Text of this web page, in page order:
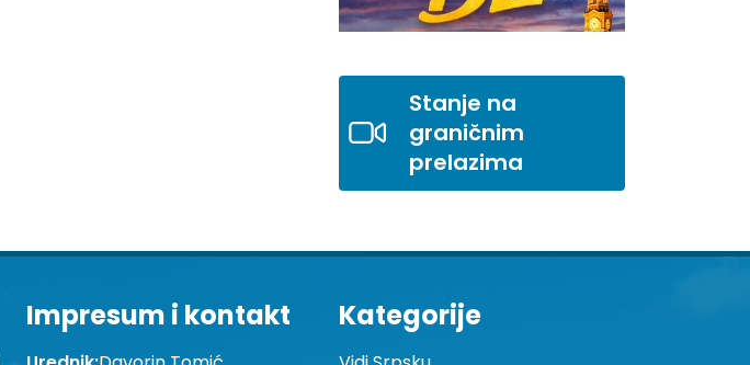
Stanje na
graničnim
prelazima
Impresum i kontakt Kategorije